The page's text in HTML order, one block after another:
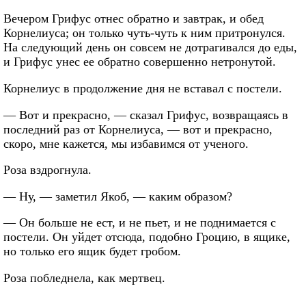
Вечером Грифус отнес обратно и завтрак, и обед
Корнелиуса; он только чуть-чуть к ним притронулся.
На следующий день он совсем не дотрагивался до еды,
и Грифус унес ее обратно совершенно нетронутой.
Корнелиус в продолжение дня не вставал с постели.
— Вот и прекрасно, — сказал Грифус, возвращаясь в
последний раз от Корнелиуса, — вот и прекрасно,
скоро, мне кажется, мы избавимся от ученого.
Роза вздрогнула.
— Ну, — заметил Якоб, — каким образом?
— Он больше не ест, и не пьет, и не поднимается с
постели. Он уйдет отсюда, подобно Гроцию, в ящике,
но только его ящик будет гробом.
Роза побледнела, как мертвец.